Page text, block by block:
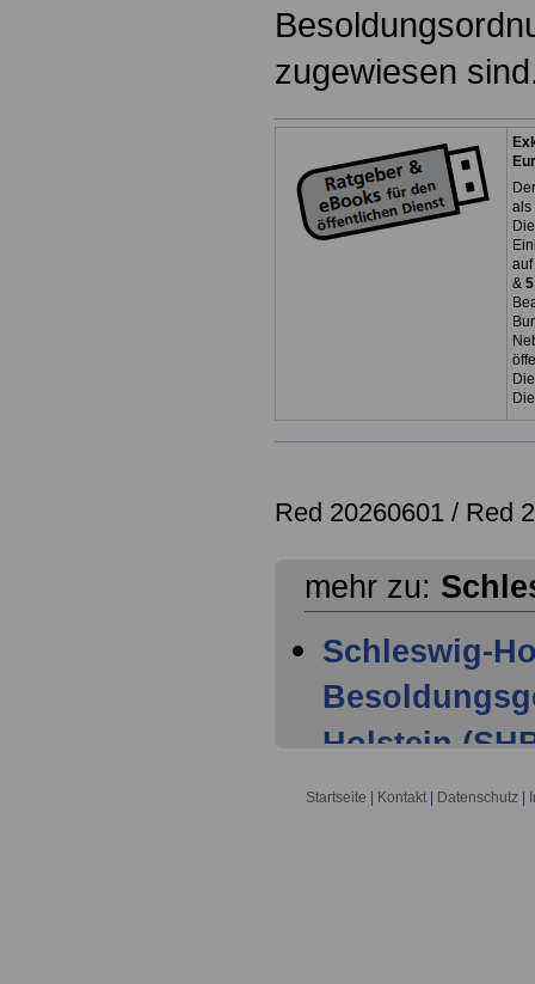
zugewiesen
als
&
Red 20260601 / Red
mehr zu:
Schleswig-
Holstein
Startseite Kontakt Datenschutz